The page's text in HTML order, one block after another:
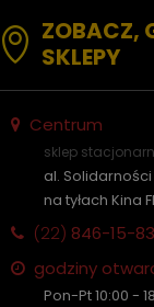
ZOBACZ,
SKLEPY
Centrum
sklep
al. Solidarności
na tyłach Kina
(22) 846-15-83
godziny
Pon-Pt 10:00 -